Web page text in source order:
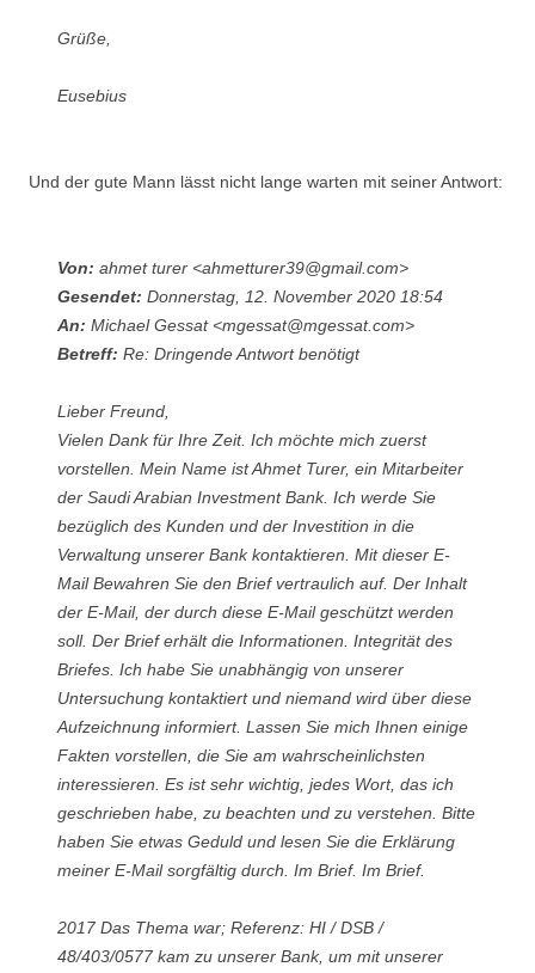
Grüße,
Eusebius
Und der gute Mann lässt nicht lange warten mit seiner Antwort:
Von: ahmet turer <ahmetturer39@gmail.com>
Gesendet: Donnerstag, 12. November 2020 18:54
An: Michael Gessat <mgessat@mgessat.com>
Betreff: Re: Dringende Antwort benötigt
Lieber Freund,
Vielen Dank für Ihre Zeit. Ich möchte mich zuerst
vorstellen. Mein Name ist Ahmet Turer, ein Mitarbeiter
der Saudi Arabian Investment Bank. Ich werde Sie
bezüglich des Kunden und der Investition in die
Verwaltung unserer Bank kontaktieren. Mit dieser E-
Mail Bewahren Sie den Brief vertraulich auf. Der Inhalt
der E-Mail, der durch diese E-Mail geschützt werden
soll. Der Brief erhält die Informationen. Integrität des
Briefes. Ich habe Sie unabhängig von unserer
Untersuchung kontaktiert und niemand wird über diese
Aufzeichnung informiert. Lassen Sie mich Ihnen einige
Fakten vorstellen, die Sie am wahrscheinlichsten
interessieren. Es ist sehr wichtig, jedes Wort, das ich
geschrieben habe, zu beachten und zu verstehen. Bitte
haben Sie etwas Geduld und lesen Sie die Erklärung
meiner E-Mail sorgfältig durch. Im Brief. Im Brief.
2017 Das Thema war; Referenz: HI / DSB /
48/403/0577 kam zu unserer Bank, um mit unserer